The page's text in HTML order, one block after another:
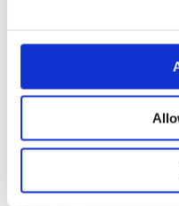
A metà strada tra il
coperta, il fondo
soluzione
una proposta
camera il tocco